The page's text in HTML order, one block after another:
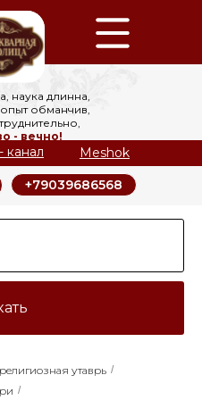
наука длинна,
обманчив,
- вечно!
+79039686568
Meshok
канал
утаврь /
/